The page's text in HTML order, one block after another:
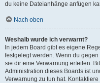
du keine Dateianhänge anfügen
Nach oben
Weshalb wurde ich verwarnt?
In jedem Board gibt es eigene
festgelegt werden. Wenn du
sie dir eine Verwarnung erteilen.
Administration dieses Boards ist
Verwarnung zu tun hat.